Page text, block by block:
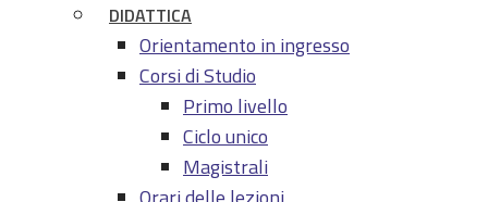
DIDATTICA
Orientamento in ingresso
Corsi di Studio
Primo livello
Ciclo unico
Magistrali